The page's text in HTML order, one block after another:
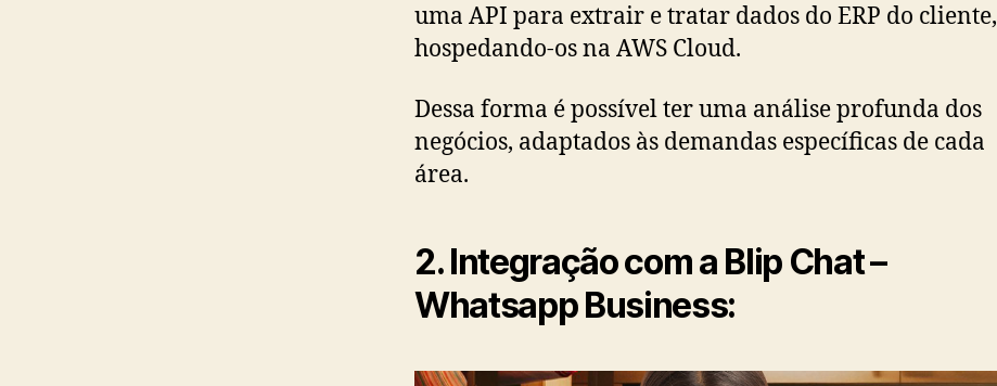
uma API para extrair e tratar dados do ERP do cliente,
hospedando-os na AWS Cloud.
Dessa forma é possível ter uma análise profunda dos
negócios, adaptados às demandas específicas de cada
área.
2. Integração com a Blip Chat –
Whatsapp Business: